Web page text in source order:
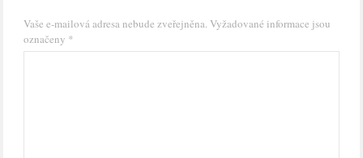
Vaše e-mailová adresa nebude zveřejněna. Vyžadované informace jsou
označeny *